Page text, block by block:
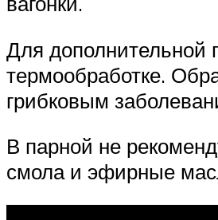
Для дополнительной
термообработке.
грибковым
В парной не
смола и эфирные